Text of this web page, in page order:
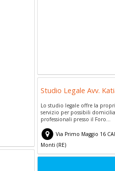
Studio Legale Avv.
Lo studio legale offre la
servizio per possibili
professionali presso il Foro...
Via Primo Maggio 16
Monti (RE)